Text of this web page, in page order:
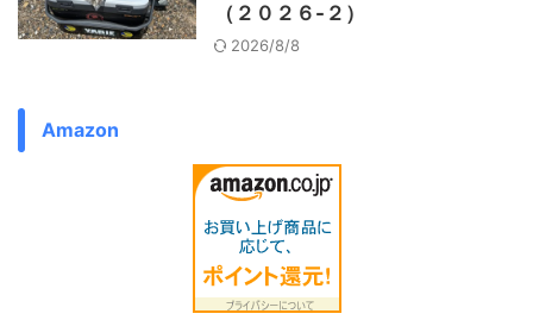
（２０２６-２）
2026/8/8
Amazon